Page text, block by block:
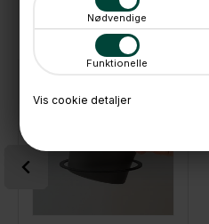
Nødvendige
Funktionelle
Vis cookie detaljer
ANDRE